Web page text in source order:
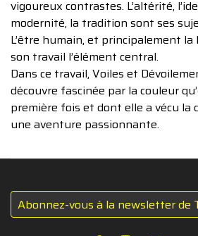
vigoureux contrastes. L’altérité,
modernité, la tradition sont ses
L’être humain, et principalement la
son travail l’élément central.
Dans ce travail, Voiles et
découvre fascinée par la couleur
première fois et dont elle a vécu la
une aventure passionnante.
Abonnez-vous à la newsletter de